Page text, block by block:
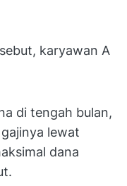
karyawan A
di tengah bulan,
lewat
dana